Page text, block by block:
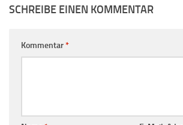
SCHREIBE EINEN KOMMENTAR
Kommentar*